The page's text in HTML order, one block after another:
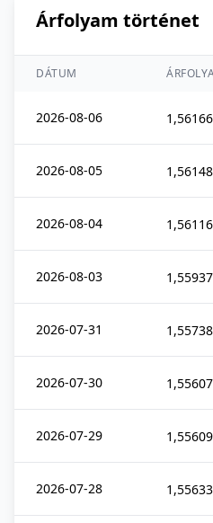
Árfolyam történet
DÁTUM
2026-08-06
2026-08-05
2026-08-04
2026-08-03
2026-07-31
2026-07-30
2026-07-29
2026-07-28